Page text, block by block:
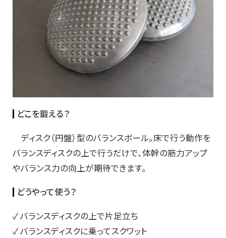
どこを鍛える？
ディスク（円盤）型のバランスボール。床で行う動作を
バランスディスクの上で行うだけで、体幹の筋力アップ
やバランス力の向上が期待できます。
どうやって使う？
✓ バランスディスクの上で片足立ち
✓ バランスディスクに乗ってスクワット